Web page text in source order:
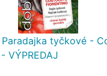
Paradajka tyčkové -
VÝPREDAJ